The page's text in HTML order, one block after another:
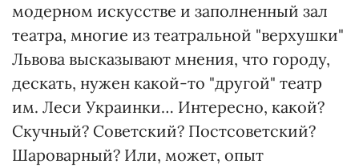
модерном искусстве и заполненный зал
театра, многие из театральной "верхушки"
Львова высказывают мнения, что городу,
дескать, нужен какой-то "другой" театр
им. Леси Украинки… Интересно, какой?
Скучный? Советский? Постсоветский?
Шароварный? Или, может, опыт